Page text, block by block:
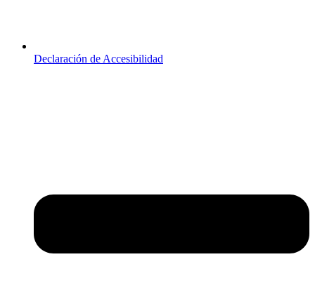
Declaración de Accesibilidad